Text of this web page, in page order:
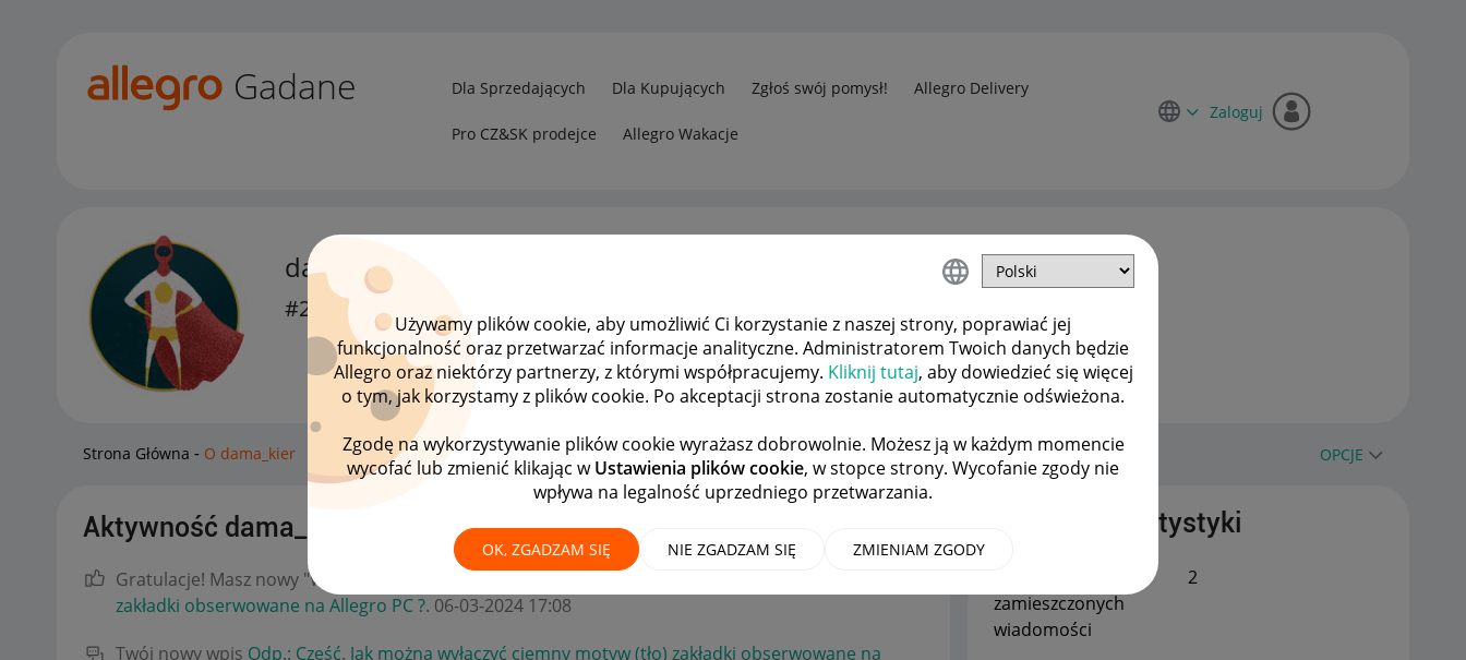
Używamy plików cookie, aby umożliwić Ci korzystanie z naszej strony, poprawiać jej
funkcjonalność oraz przetwarzać informacje analityczne. Administratorem Twoich danych będzie
Allegro oraz niektórzy partnerzy, z którymi współpracujemy. Kliknij tutaj, aby dowiedzieć się więcej
o tym, jak korzystamy z plików cookie. Po akceptacji strona zostanie automatycznie odświeżona.
Zgodę na wykorzystywanie plików cookie wyrażasz dobrowolnie. Możesz ją w każdym momencie
wycofać lub zmienić klikając wUstawienia plików cookie, w stopce strony. Wycofanie zgody nie
wpływa na legalność uprzedniego przetwarzania.
OK, ZGADZAM SIĘ NIE ZGADZAM SIĘ ZMIENIAM ZGODY
Gadane Dla Sprzedających Dla Kupujących Zgłoś swój pomysł! Allegro Delivery
Pro CZ&SK prodejce Allegro Wakacje
Zaloguj
dama_kier
#2 Obserwator
Strona Główna O dama_kier OPCJE
Aktywność dama_kier
Gratulacje! Masz nowy "W punkt!" za wpis
zakładki obserwowane na Allegro PC ?. ‎06-03-2024 17:08
Twój nowy wpis Odp.: Cześć. Jak można wyłączyć ciemny motyw (tło) zakładki obserwowane na
Publiczne statystyki
zamieszczonych
wiadomości
2